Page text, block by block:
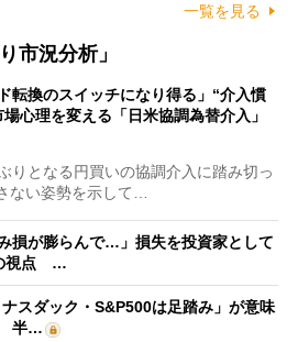
一覧を見る
市況分析」
転換のスイッチになり得る」“介入慣
心理を変える「日米協調為替介入」
りとなる円買いの協調介入に踏み切っ
ない姿勢を示して…
損が膨らんで…」損失を投資家として
視点 …
ナスダック・S&P500は足踏み」が意味
半…